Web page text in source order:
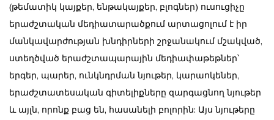
(թեմատիկ կայքեր, ենթակայքեր, բլոգներ) ուսուցիչը
երաժշտական մեդիատարածքում արտացոլում է իր
մանկավարժության խնդիրների շրջանակում մշակված,
ստեղծված երաժշտապարային մեդիափաթեթներ՝
երգեր, պարեր, ունկնդրման նյութեր, կարաոկեներ,
երաժշտատեսական գիտելիքները զարգացնող նյութեր
և այլն, որոնք բաց են, հասանելի բոլորին: Այս նյութերը